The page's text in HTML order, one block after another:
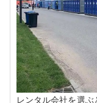
レンタル会社を選